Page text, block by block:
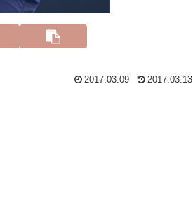
2017.03.09 2017.03.13